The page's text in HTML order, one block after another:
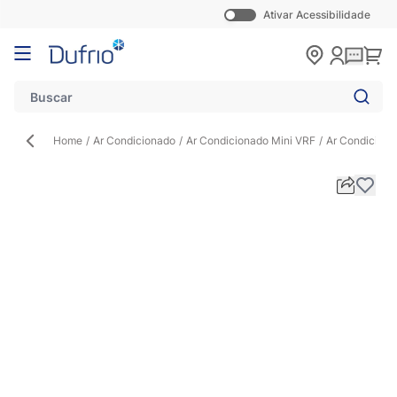
Ativar Acessibilidade
Pular para o conteúdo
Home / Ar Condicionado / Ar Condicionado Mini VRF / Ar